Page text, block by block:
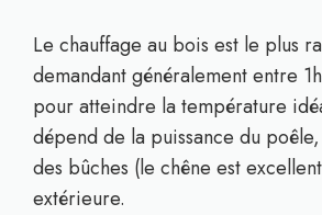
Le chauffage au bois est le plus
demandant généralement entre
pour atteindre la température
dépend de la puissance du
des bûches (le chêne est
extérieure.